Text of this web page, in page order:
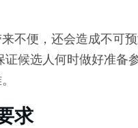
不便，还会造成不可
候选人何时做好准备
求